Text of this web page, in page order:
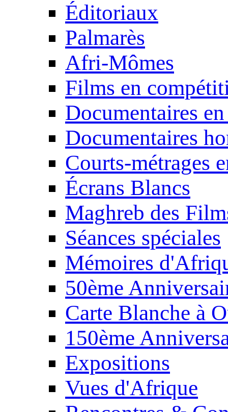
Éditoriaux
Palmarès
Afri-Mômes
Films en
Documentaires
Documentaires
Courts-métrages
Écrans Blancs
Maghreb des
Séances spéciales
Mémoires
50ème
Carte Blanche à
150ème
Expositions
Vues d'Afrique